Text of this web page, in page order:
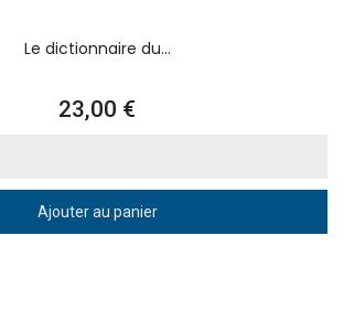
Le dictionnaire du...
Prix
23,00 €
Ajouter au panier